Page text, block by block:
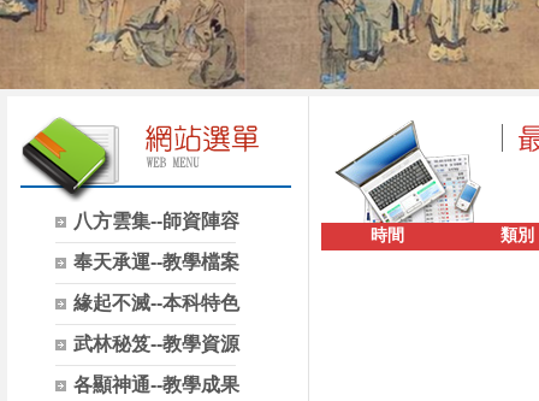
八方雲集--師資陣容
奉天承運--教學檔案
緣起不滅--本科特色
武林秘笈--教學資源
各顯神通--教學成果
時間 類別